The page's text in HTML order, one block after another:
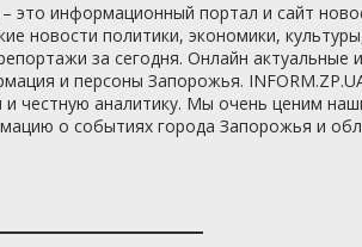
– это информационный портал и сайт
новости политики, экономики,
за сегодня. Онлайн
и персоны Запорожья.
и честную аналитику. Мы очень ценим
о событиях города Запорожья и